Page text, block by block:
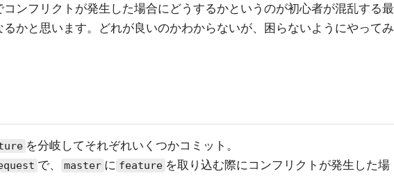
コンフリクトが発生した場合にどうするかというのが初心者が混乱する最
かと思います。どれが良いのかわからないが、困らないようにやってみ
を分岐してそれぞれいくつかコミット。
で、 master に feature を取り込む際にコンフリクトが発生した場